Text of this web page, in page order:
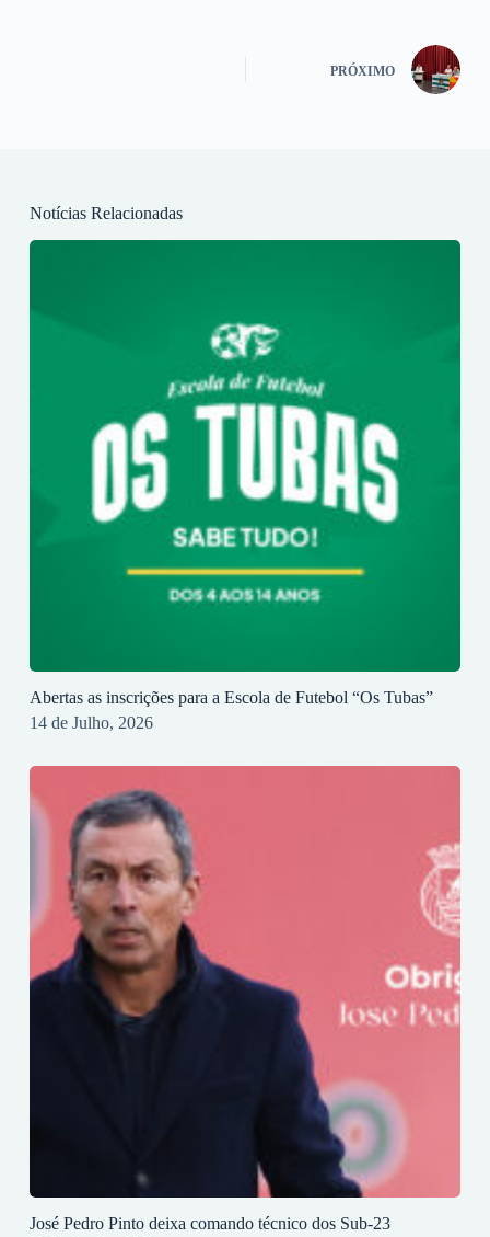
PRÓXIMO
Notícias Relacionadas
Abertas as inscrições para a Escola de Futebol “Os Tubas”
14 de Julho, 2026
José Pedro Pinto deixa comando técnico dos Sub-23